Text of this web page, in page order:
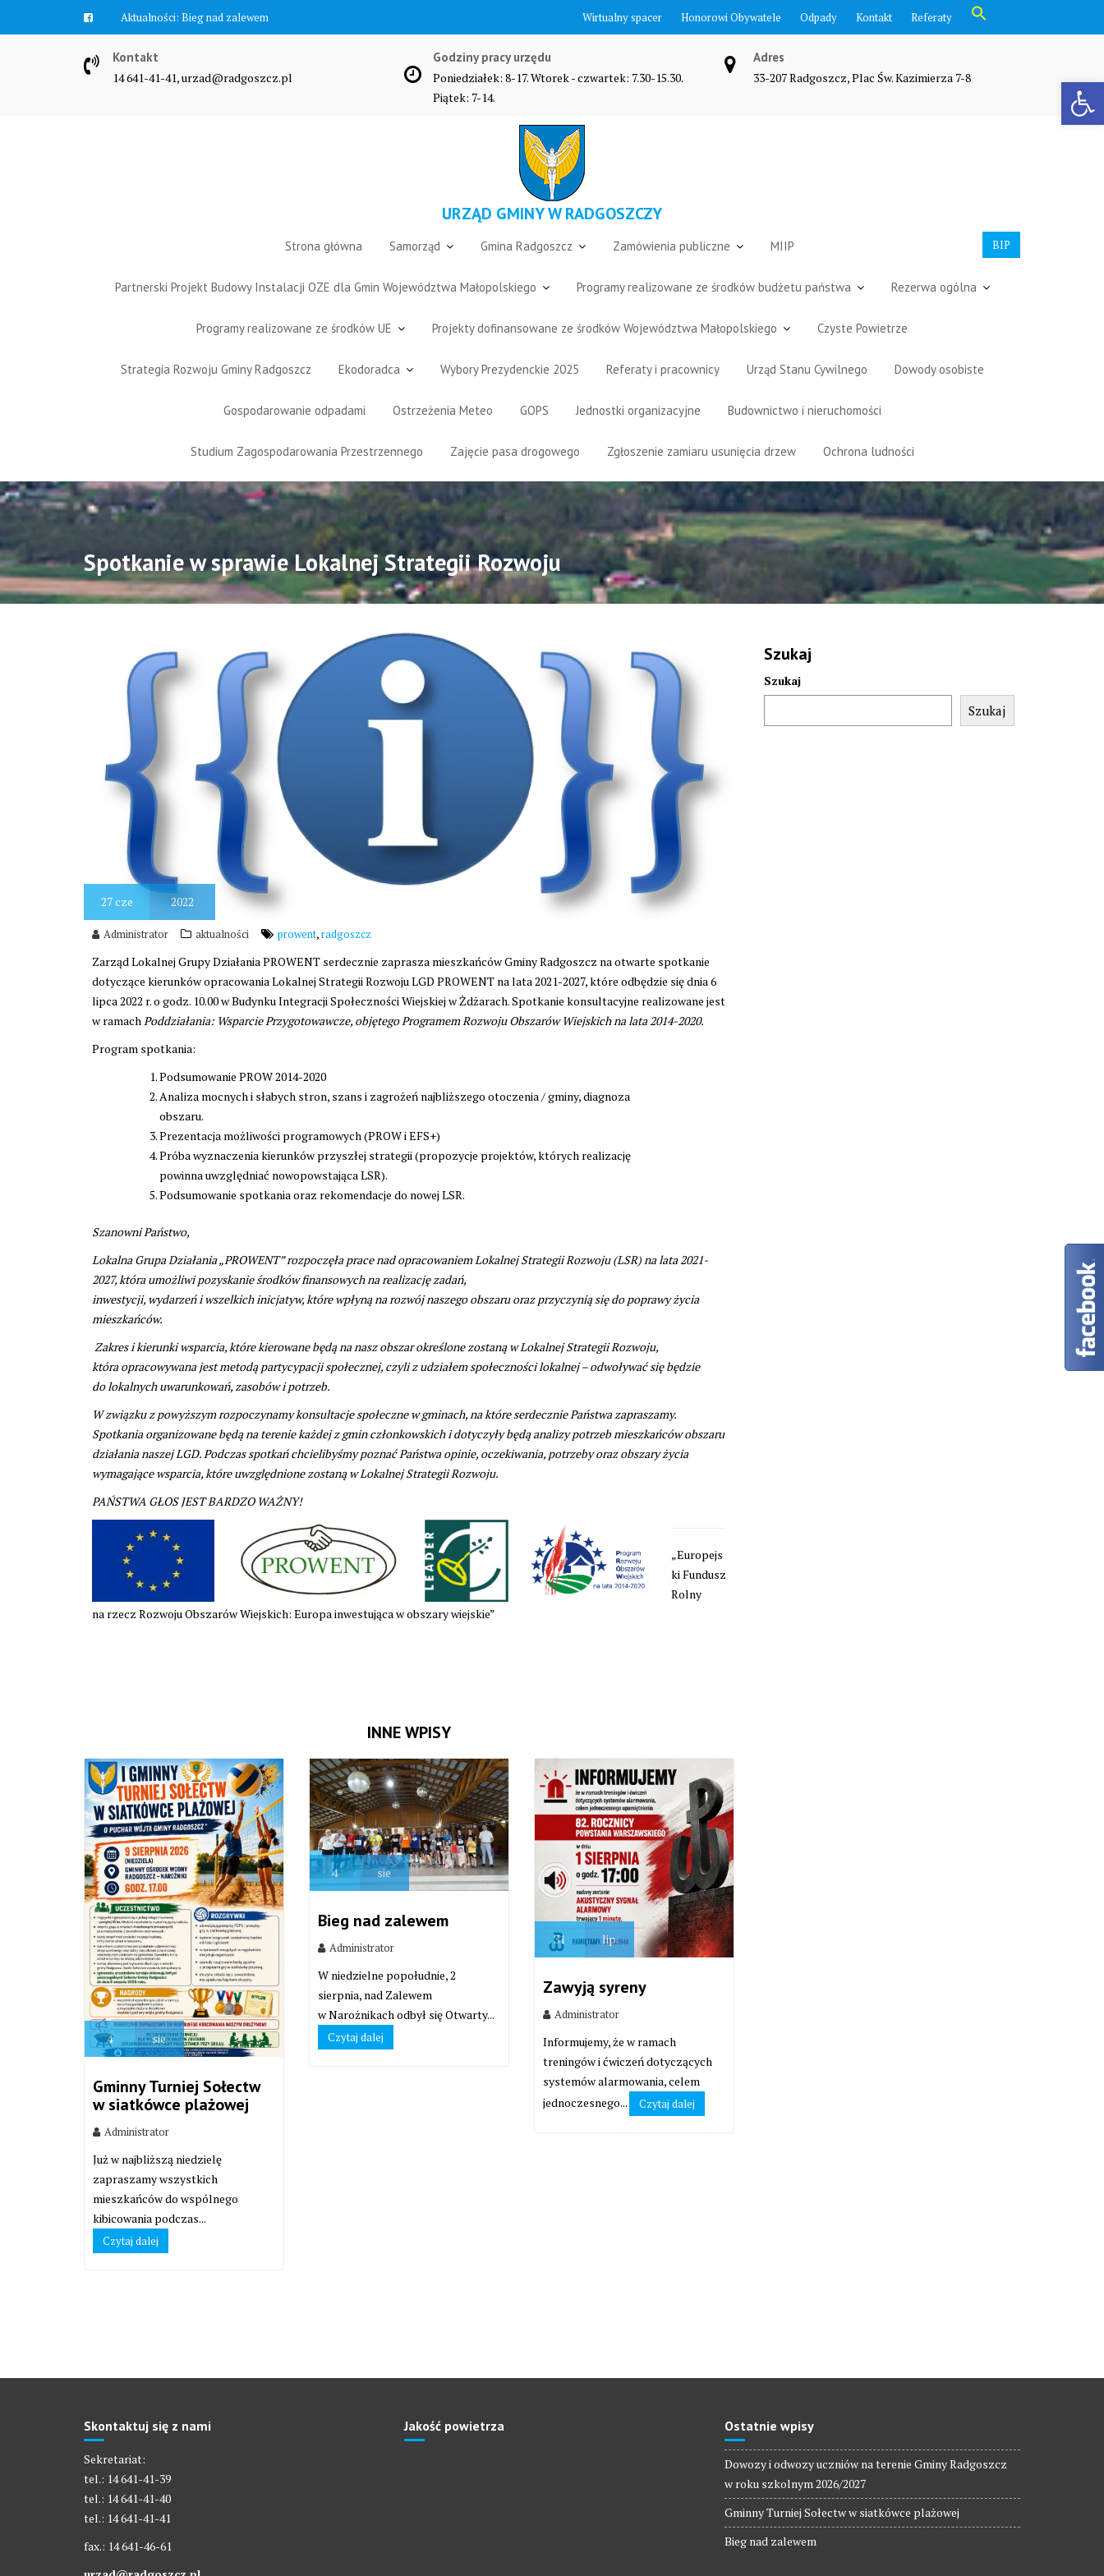
Otwórz pasek narzędzi
Aktualności: Bieg nad zalewem Wirtualny spacer Honorowi Obywatele Odpady Kontakt Referaty
Search Button
Kontakt
14 641-41-41, urzad@radgoszcz.pl
Godziny pracy urzędu
Poniedziałek: 8-17. Wtorek - czwartek: 7.30-15.30.
Piątek: 7-14.
Adres
33-207 Radgoszcz, Plac Św. Kazimierza 7-8
URZĄD GMINY W RADGOSZCZY
BIP
Strona główna Samorząd Gmina Radgoszcz Zamówienia publiczne MIIP
Partnerski Projekt Budowy Instalacji OZE dla Gmin Województwa Małopolskiego Programy realizowane ze środków budżetu państwa Rezerwa ogólna
Programy realizowane ze środków UE Projekty dofinansowane ze środków Województwa Małopolskiego Czyste Powietrze
Strategia Rozwoju Gminy Radgoszcz Ekodoradca Wybory Prezydenckie 2025 Referaty i pracownicy Urząd Stanu Cywilnego Dowody osobiste
Gospodarowanie odpadami Ostrzeżenia Meteo GOPS Jednostki organizacyjne Budownictwo i nieruchomości
Studium Zagospodarowania Przestrzennego Zajęcie pasa drogowego Zgłoszenie zamiaru usunięcia drzew Ochrona ludności
Spotkanie w sprawie Lokalnej Strategii Rozwoju
27cze 2022
Administrator aktualności prowent,radgoszcz
Zarząd Lokalnej Grupy Działania PROWENT serdecznie zaprasza mieszkańców Gminy Radgoszcz na otwarte spotkanie
dotyczące kierunków opracowania Lokalnej Strategii Rozwoju LGD PROWENT na lata 2021-2027, które odbędzie się dnia 6
lipca 2022 r. o godz. 10.00 w Budynku Integracji Społeczności Wiejskiej w Żdżarach. Spotkanie konsultacyjne realizowane jest
w ramach Poddziałania: Wsparcie Przygotowawcze, objętego Programem Rozwoju Obszarów Wiejskich na lata 2014-2020.
Program spotkania:
Podsumowanie PROW 2014-2020
Analiza mocnych i słabych stron, szans i zagrożeń najbliższego otoczenia / gminy, diagnoza
obszaru.
Prezentacja możliwości programowych (PROW i EFS+)
Próba wyznaczenia kierunków przyszłej strategii (propozycje projektów, których realizację
powinna uwzględniać nowopowstająca LSR).
Podsumowanie spotkania oraz rekomendacje do nowej LSR.
Szanowni Państwo,
Lokalna Grupa Działania „PROWENT” rozpoczęła prace nad opracowaniem Lokalnej Strategii Rozwoju (LSR) na lata 2021-
2027, która umożliwi pozyskanie środków finansowych na realizację zadań,
inwestycji, wydarzeń i wszelkich inicjatyw, które wpłyną na rozwój naszego obszaru oraz przyczynią się do poprawy życia
mieszkańców.
Zakres i kierunki wsparcia, które kierowane będą na nasz obszar określone zostaną w Lokalnej Strategii Rozwoju,
która opracowywana jest metodą partycypacji społecznej, czyli z udziałem społeczności lokalnej – odwoływać się będzie
do lokalnych uwarunkowań, zasobów i potrzeb.
W związku z powyższym rozpoczynamy konsultacje społeczne w gminach, na które serdecznie Państwa zapraszamy.
Spotkania organizowane będą na terenie każdej z gmin członkowskich i dotyczyły będą analizy potrzeb mieszkańców obszaru
działania naszej LGD. Podczas spotkań chcielibyśmy poznać Państwa opinie, oczekiwania, potrzeby oraz obszary życia
wymagające wsparcia, które uwzględnione zostaną w Lokalnej Strategii Rozwoju.
PAŃSTWA GŁOS JEST BARDZO WAŻNY!
„Europejs
ki Fundusz
Rolny
na rzecz Rozwoju Obszarów Wiejskich: Europa inwestująca w obszary wiejskie”
INNE WPISY
4 sie
Gminny Turniej Sołectw
w siatkówce plażowej
Administrator
Już w najbliższą niedzielę
zapraszamy wszystkich
mieszkańców do wspólnego
kibicowania podczas...
Czytaj dalej
4 sie
Bieg nad zalewem
Administrator
W niedzielne popołudnie, 2
sierpnia, nad Zalewem
w Narożnikach odbył się Otwarty...
Czytaj dalej
31 lip
Zawyją syreny
Administrator
Informujemy, że w ramach
treningów i ćwiczeń dotyczących
systemów alarmowania, celem
jednoczesnego...
Czytaj dalej
Szukaj
Szukaj
Szukaj
Skontaktuj się z nami
Sekretariat:
tel.: 14 641-41-39
tel.: 14 641-41-40
tel.: 14 641-41-41
fax.: 14 641-46-61
Jakość powietrza Ostatnie wpisy
Dowozy i odwozy uczniów na terenie Gminy Radgoszcz
w roku szkolnym 2026/2027
Gminny Turniej Sołectw w siatkówce plażowej
Bieg nad zalewem